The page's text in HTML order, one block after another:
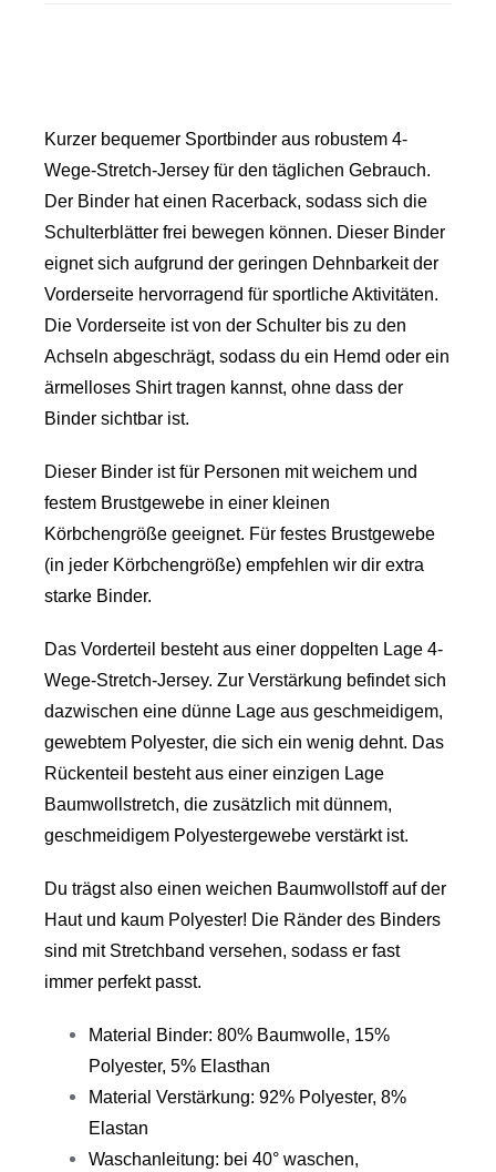
Kurzer bequemer Sportbinder aus robustem 4-
Wege-Stretch-Jersey für den täglichen Gebrauch.
Der Binder hat einen Racerback, sodass sich die
Schulterblätter frei bewegen können. Dieser Binder
eignet sich aufgrund der geringen Dehnbarkeit der
Vorderseite hervorragend für sportliche Aktivitäten.
Die Vorderseite ist von der Schulter bis zu den
Achseln abgeschrägt, sodass du ein Hemd oder ein
ärmelloses Shirt tragen kannst, ohne dass der
Binder sichtbar ist.
Dieser Binder ist für Personen mit weichem und
festem Brustgewebe in einer kleinen
Körbchengröße geeignet. Für festes Brustgewebe
(in jeder Körbchengröße) empfehlen wir dir extra
starke Binder.
Das Vorderteil besteht aus einer doppelten Lage 4-
Wege-Stretch-Jersey. Zur Verstärkung befindet sich
dazwischen eine dünne Lage aus geschmeidigem,
gewebtem Polyester, die sich ein wenig dehnt. Das
Rückenteil besteht aus einer einzigen Lage
Baumwollstretch, die zusätzlich mit dünnem,
geschmeidigem Polyestergewebe verstärkt ist.
Du trägst also einen weichen Baumwollstoff auf der
Haut und kaum Polyester! Die Ränder des Binders
sind mit Stretchband versehen, sodass er fast
immer perfekt passt.
Material Binder: 80% Baumwolle, 15%
Polyester, 5% Elasthan
Material Verstärkung: 92% Polyester, 8%
Elastan
Waschanleitung: bei 40° waschen,